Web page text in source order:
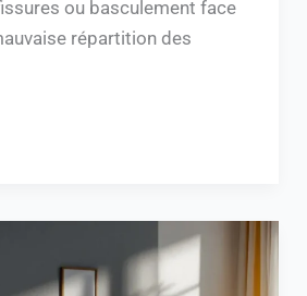
ou basculement face
répartition des